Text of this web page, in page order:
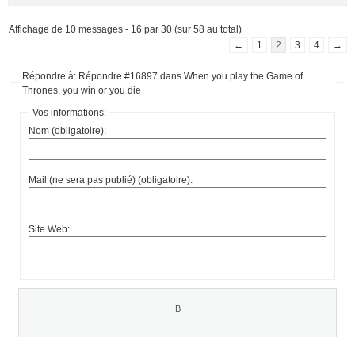
Affichage de 10 messages - 16 par 30 (sur 58 au total)
←
1 2 3 4 →
Répondre à: Répondre #16897 dans When you play the Game of
Thrones, you win or you die
Vos informations:
Nom (obligatoire):
Mail (ne sera pas publié) (obligatoire):
Site Web: